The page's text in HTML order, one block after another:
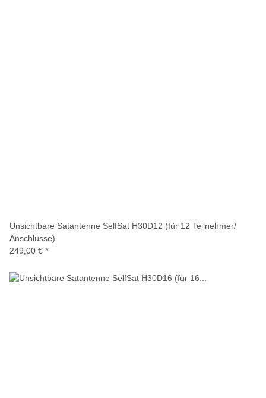
Unsichtbare Satantenne SelfSat H30D12 (für 12 Teilnehmer/
Anschlüsse)
249,00 € *